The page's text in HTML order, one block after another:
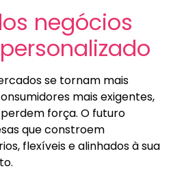
negócios
se tornam mais
mais exigentes,
força. O futuro
que constroem
flexíveis e alinhados à sua